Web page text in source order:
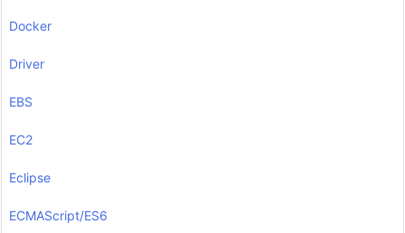
Docker
Driver
EBS
EC2
Eclipse
ECMAScript/ES6